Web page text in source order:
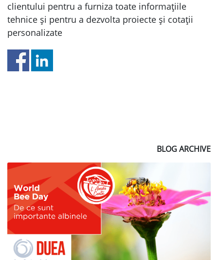
clientului pentru a furniza toate informațiile
tehnice și pentru a dezvolta proiecte și cotații
personalizate
BLOG ARCHIVE